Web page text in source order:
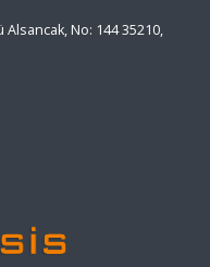
No: 144 35210,